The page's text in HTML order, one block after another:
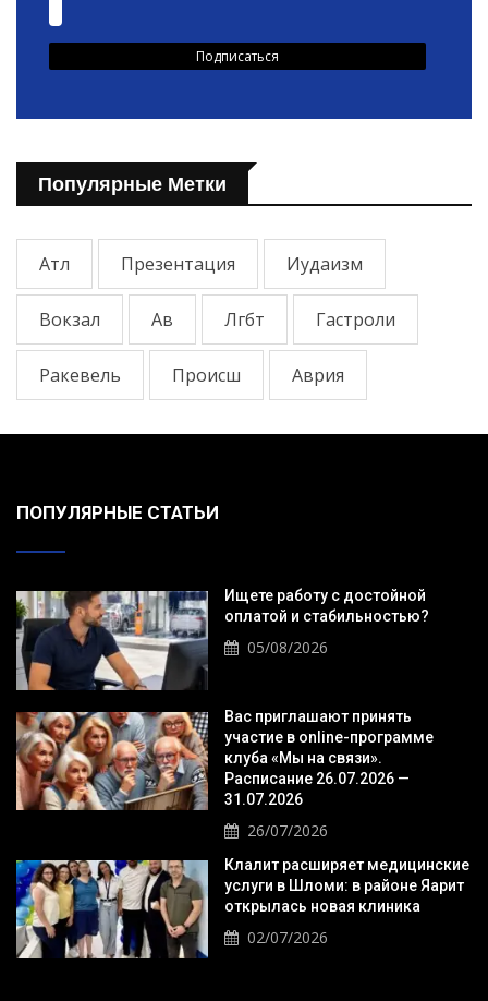
Популярные Метки
Атл Презентация Иудаизм
Вокзал Ав Лгбт Гастроли
Ракевель Происш Аврия
ПОПУЛЯРНЫЕ СТАТЬИ
Ищете работу с достойной
оплатой и стабильностью?
05/08/2026
Вас приглашают принять
участие в online-программе
клуба «Мы на связи».
Расписание 26.07.2026 —
31.07.2026
26/07/2026
Клалит расширяет медицинские
услуги в Шломи: в районе Яарит
открылась новая клиника
02/07/2026